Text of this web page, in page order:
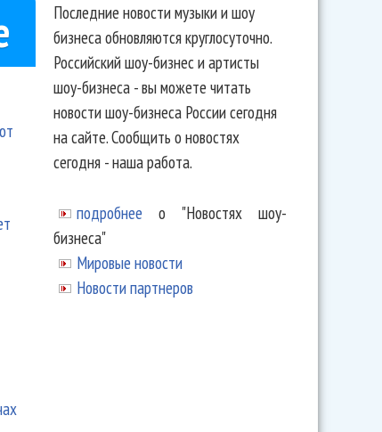
Последние новости музыки и шоу
бизнеса обновляются круглосуточно.
Российский шоу-бизнес и артисты
шоу-бизнеса - вы можете читать
новости шоу-бизнеса России сегодня
на сайте. Сообщить о новостях
сегодня - наша работа.
подробнее о "Новостях шоу-
бизнеса"
Мировые новости
Новости партнеров